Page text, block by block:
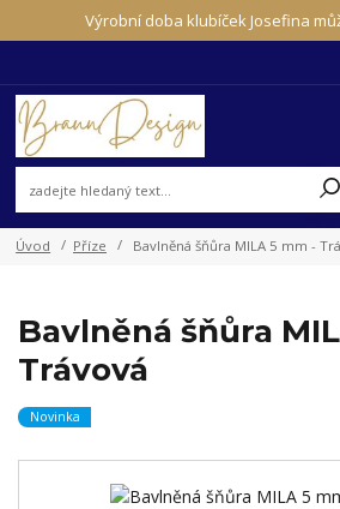
Výrobní doba klubíček Josefina
Úvod Příze Bavlněná šňůra MILA 5 mm -
Bavlněná šňůra
Trávová
Novinka